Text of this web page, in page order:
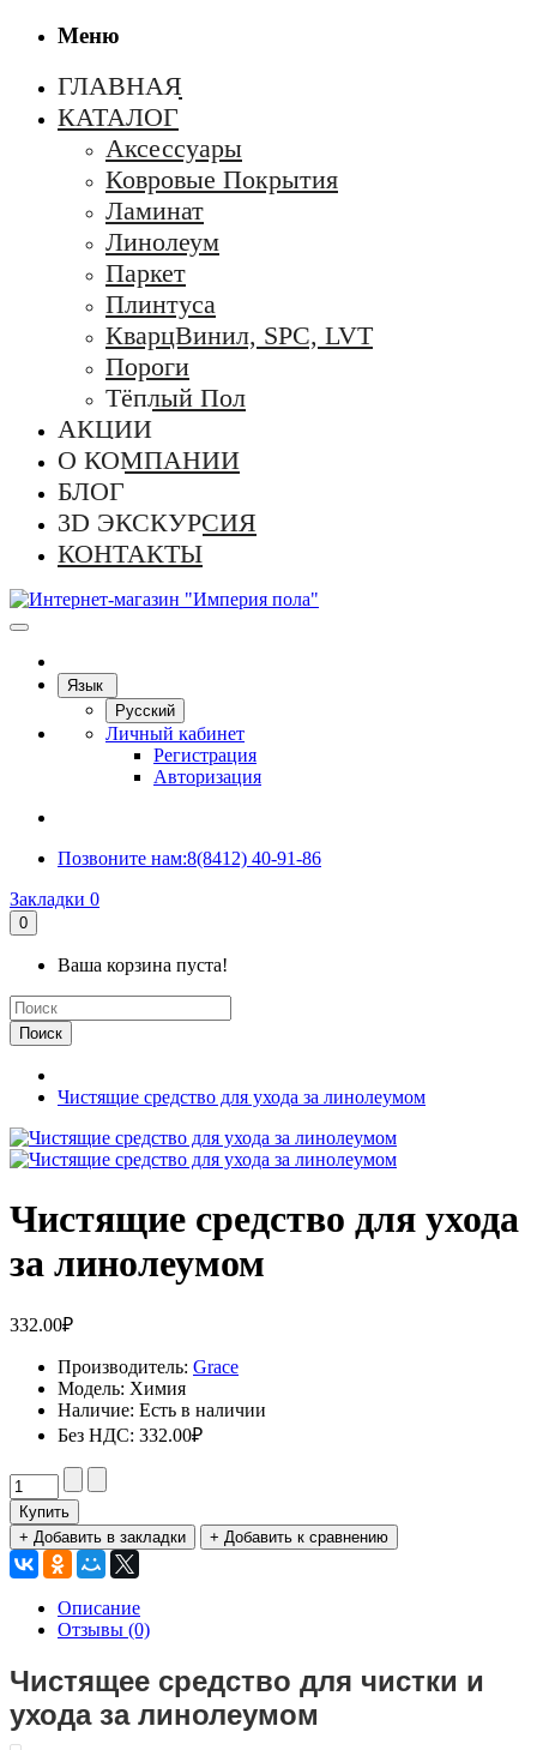
Меню
ГЛАВНАЯ
КАТАЛОГ
Аксессуары
Ковровые Покрытия
Ламинат
Линолеум
Паркет
Плинтуса
КварцВинил, SPC, LVT
Пороги
Тёплый Пол
АКЦИИ
О КОМПАНИИ
БЛОГ
3D ЭКСКУРСИЯ
КОНТАКТЫ
Язык
Русский
Личный кабинет
Регистрация
Авторизация
Позвоните нам:8(8412) 40-91-86
Закладки 0
0
Ваша корзина пуста!
Поиск
Чистящие средство для ухода за линолеумом
Чистящие средство для ухода
за линолеумом
332.00₽
Производитель: Grace
Модель: Химия
Наличие: Есть в наличии
Без НДС: 332.00₽
Купить
+ Добавить в закладки
+ Добавить к сравнению
Описание
Отзывы (0)
Чистящее средство для чистки и
ухода за линолеумом